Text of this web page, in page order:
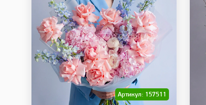
Артикул: 157511